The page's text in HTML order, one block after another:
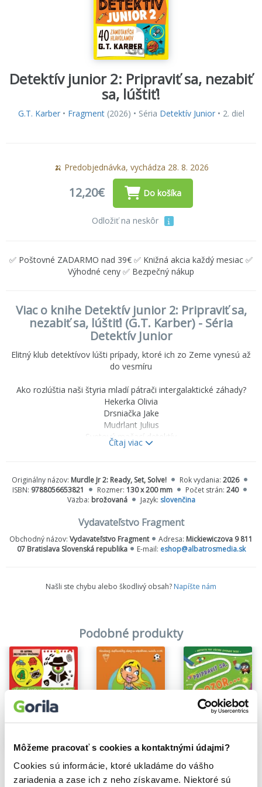
Môžeme pracovať s cookies a kontaktnými údajmi?
Cookies sú informácie, ktoré ukladáme do vášho
zariadenia a zase ich z neho získavame. Niektoré sú
Detektív junior 2: Pripraviť sa, nezabiť
sa, lúštiť!
G.T. Karber• Fragment(2026) • Séria Detektív Junior• 2. diel
🍌 Predobjednávka, vychádza 28. 8. 2026
12,20€ Do košíka
Odložiť na neskôr
✅ Poštovné ZADARMO nad 39€ ✅ Knižná akcia každý mesiac ✅
Výhodné ceny ✅ Bezpečný nákup
Viac o knihe Detektív junior 2: Pripraviť sa,
nezabiť sa, lúštiť! (G.T. Karber) - Séria
Detektív Junior
Elitný klub detektívov lúšti prípady, ktoré ich zo Zeme vynesú až
do vesmíru
Ako rozlúštia naši štyria mladí pátrači intergalaktické záhady?
Hekerka Olivia
Drsniačka Jake
Mudrlant Julius
Svetový mačací detektív
Vyše štyridsať záhad plných šifier, bludísk, tipov a spoľahlivých
dedukčných mriežok, s ktorými tvoj detektívny talent siahne do
kozmických výšin!
Čítaj viac
Originálny názov: Murdle Jr 2: Ready, Set, Solve! Rok vydania: 2026
ISBN: 9788056653821 Rozmer: 130 x 200 mm Počet strán: 240
Väzba: brožovaná Jazyk: slovenčina
Vydavateľstvo Fragment
Obchodný názov: Vydavateľstvo Fragment Adresa: Mickiewiczova 9 811
07 Bratislava Slovenská republika
E-mail: eshop@albatrosmedia.sk
Našli ste chybu alebo škodlivý obsah? Napíšte nám
Podobné produkty
Na sklade
Detektív junior: Záhadné prípady pre zvedavé deti
G.T. Karber
Richard Mečíř,Jela Mlčochová
5,30€ 7,20€